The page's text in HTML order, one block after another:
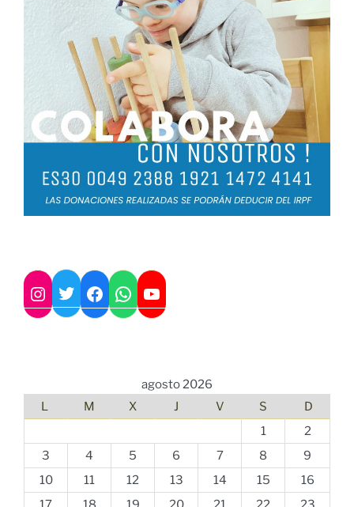
Instagram Twitter Facebook WhatsApp YouTube
agosto 2026
L
M X J V S
D
1
2
3
4 5 6 7 8
9
10
11 12 13 14 15
16